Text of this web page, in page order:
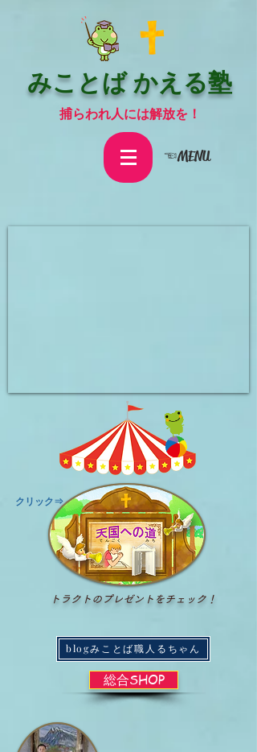
みことば かえる塾
捕らわれ人には解放を！
☜MENU
​クリック⇒
トラクトのプレゼントをチェック！
blogみことば職人るちゃん
総合SHOP